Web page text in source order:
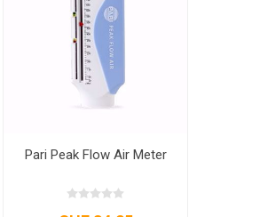
Pari Peak Flow Air Meter